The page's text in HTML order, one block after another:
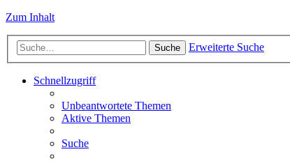
Zum Inhalt
Suche Erweiterte Suche
Schnellzugriff
Unbeantwortete Themen
Aktive Themen
Suche